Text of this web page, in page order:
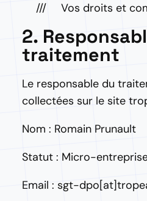
Vos droits et
2.
traitement
Le responsable du
collectées sur le site
Nom : Romain Prunault
Statut : Micro-
Email : sgt-